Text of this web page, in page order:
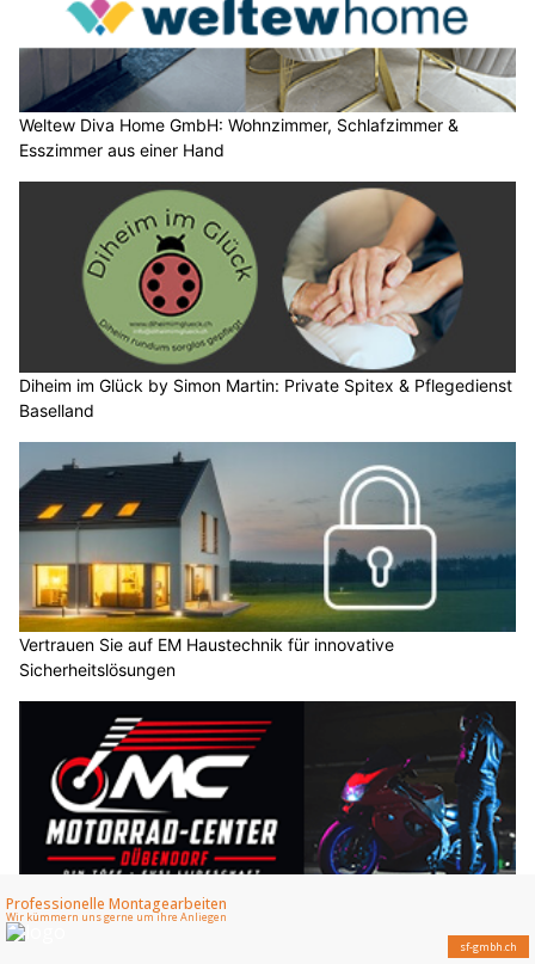
Weltew Diva Home GmbH: Wohnzimmer, Schlafzimmer &
Esszimmer aus einer Hand
Diheim im Glück by Simon Martin: Private Spitex & Pflegedienst
Baselland
Vertrauen Sie auf EM Haustechnik für innovative
Sicherheitslösungen
Motorrad-Center Dübendorf: Reparatur, Service und Umbau
aus einer Hand